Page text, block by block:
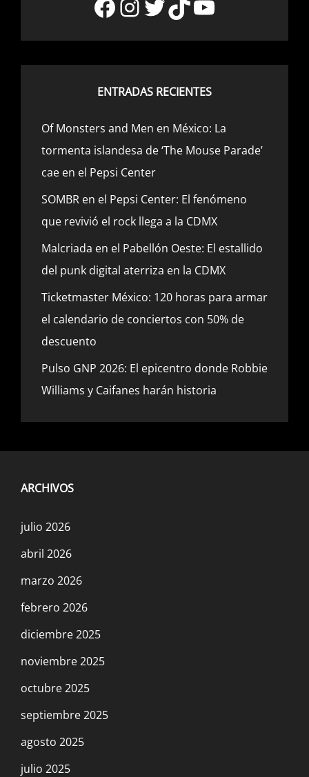
ENTRADAS RECIENTES
Of Monsters and Men en México: La
tormenta islandesa de ‘The Mouse Parade’
cae en el Pepsi Center
SOMBR en el Pepsi Center: El fenómeno
que revivió el rock llega a la CDMX
Malcriada en el Pabellón Oeste: El estallido
del punk digital aterriza en la CDMX
Ticketmaster México: 120 horas para armar
el calendario de conciertos con 50% de
descuento
Pulso GNP 2026: El epicentro donde Robbie
Williams y Caifanes harán historia
ARCHIVOS
julio 2026
abril 2026
marzo 2026
febrero 2026
diciembre 2025
noviembre 2025
octubre 2025
septiembre 2025
agosto 2025
julio 2025